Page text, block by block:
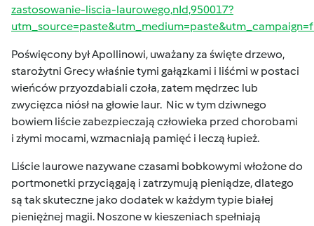
zastosowanie-liscia-laurowego,nId,950017?
Poświęcony był Apollinowi, uważany za święte drzewo,
starożytni Grecy właśnie tymi gałązkami i liśćmi w postaci
wieńców przyozdabiali czoła, zatem mędrzec lub
zwycięzca niósł na głowie laur. Nic w tym dziwnego
bowiem liście zabezpieczają człowieka przed chorobami
i złymi mocami, wzmacniają pamięć i leczą łupież.
Liście laurowe nazywane czasami bobkowymi włożone do
portmonetki przyciągają i zatrzymują pieniądze, dlatego
są tak skuteczne jako dodatek w każdym typie białej
pieniężnej magii. Noszone w kieszeniach spełniają